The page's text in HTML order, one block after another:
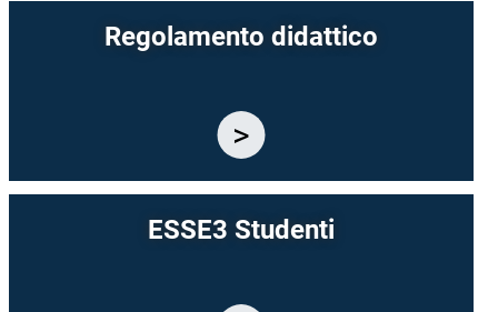
Regolamento didattico
ESSE3 Studenti